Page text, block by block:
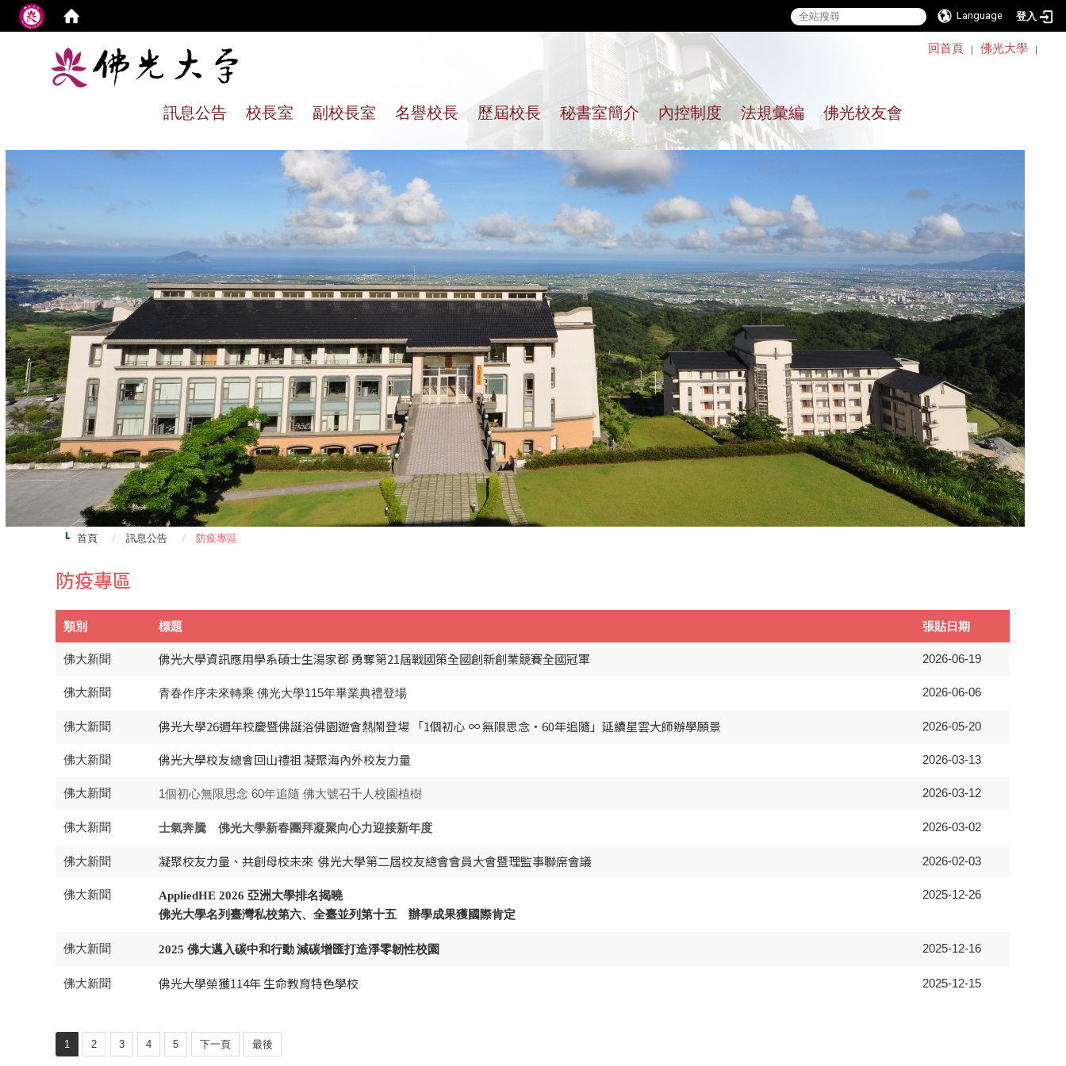
Language 登入
回首頁 ｜ 佛光大學 ｜
訊息公告 校長室 副校長室 名譽校長 歷屆校長 秘書室簡介 內控制度 法規彙編 佛光校友會
首頁 訊息公告 防疫專區
防疫專區
類別 標題 張貼日期
佛大新聞 佛光大學資訊應用學系碩士生湯家郡 勇奪第21屆戰國策全國創新創業競賽全國冠軍 2026-06-19
佛大新聞 青春作序未來轉乘 佛光大學115年畢業典禮登場 2026-06-06
佛大新聞 佛光大學26週年校慶暨佛誕浴佛園遊會熱鬧登場 「1個初心 ∞ 無限思念・60年追隨」延續星雲大師辦學願景 2026-05-20
佛大新聞 佛光大學校友總會回山禮祖 凝聚海內外校友力量 2026-03-13
佛大新聞 1個初心無限思念 60年追隨 佛大號召千人校園植樹 2026-03-12
佛大新聞 士氣奔騰 佛光大學新春團拜凝聚向心力迎接新年度 2026-03-02
佛大新聞 凝聚校友力量、共創母校未來 佛光大學第二屆校友總會會員大會暨理監事聯席會議 2026-02-03
佛大新聞 AppliedHE 2026亞洲大學排名揭曉
佛光大學名列臺灣私校第六、全臺並列第十五 辦學成果獲國際肯定
2025-12-26
佛大新聞 2025佛大邁入碳中和行動 減碳增匯打造淨零韌性校園 2025-12-16
佛大新聞 佛光大學榮獲114年 生命教育特色學校 2025-12-15
1 2 3 4 5 下一頁 最後